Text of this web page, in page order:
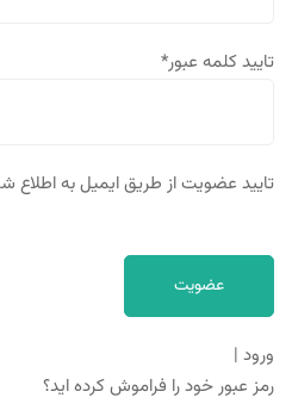
تایید کلمه عبور*
تایید عضویت از طریق ایمیل به اطلاع
ورود |
رمز عبور خود را فراموش کرده اید؟